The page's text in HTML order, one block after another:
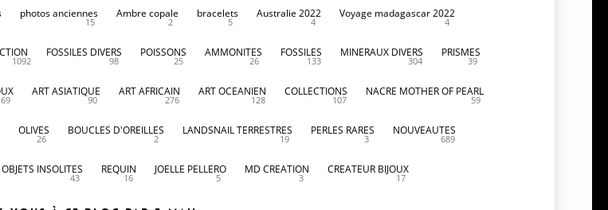
photos anciennes
15
Ambre copale
2
bracelets
5
Australie 2022
4
Voyage madagascar 2022
4
1092
FOSSILES DIVERS
98
POISSONS
25
AMMONITES
26
FOSSILES
133
MINERAUX DIVERS
304
PRISMES
39
69
ART ASIATIQUE
90
ART AFRICAIN
276
ART OCEANIEN
128
COLLECTIONS
107
NACRE MOTHER OF PEARL
59
OLIVES
26
BOUCLES D'OREILLES
2
LANDSNAIL TERRESTRES
19
PERLES RARES
3
NOUVEAUTES
689
OBJETS INSOLITES
43
REQUIN
16
JOELLE PELLERO
5
MD CREATION
3
CREATEUR BIJOUX
17